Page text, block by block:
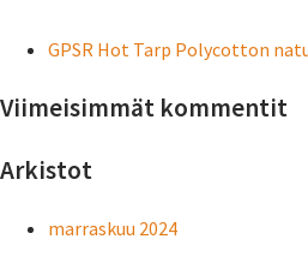
GPSR Hot Tarp Polycotton
Viimeisimmät kommentit
Arkistot
marraskuu 2024